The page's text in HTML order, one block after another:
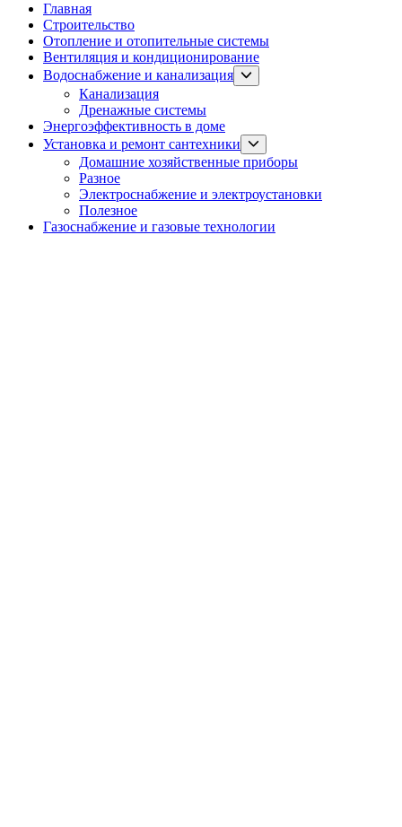
Главная
Строительство
Отопление и отопительные системы
Вентиляция и кондиционирование
Водоснабжение и канализация
Show
sub
Канализация
Дренажные системы
Энергоэффективность в доме
Установка и ремонт сантехники
sub
menu
Домашние хозяйственные приборы
Разное
Электроснабжение и электроустановки
Полезное
Газоснабжение и газовые технологии